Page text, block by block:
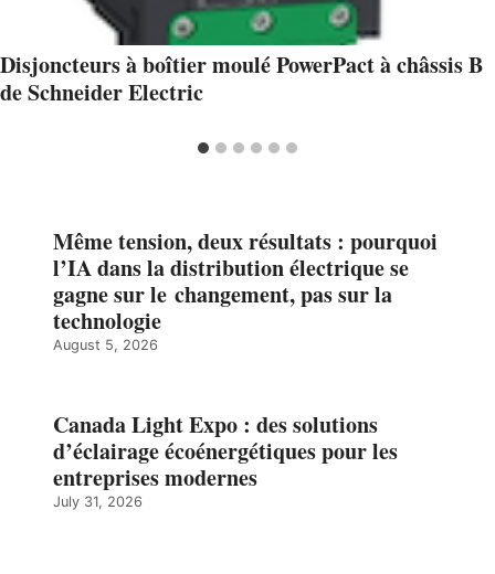
Disjoncteurs à boîtier moulé PowerPact à châssis B
de Schneider Electric
Même tension, deux résultats : pourquoi
l’IA dans la distribution électrique se
gagne sur le changement, pas sur la
technologie
August 5, 2026
Canada Light Expo : des solutions
d’éclairage écoénergétiques pour les
entreprises modernes
July 31, 2026